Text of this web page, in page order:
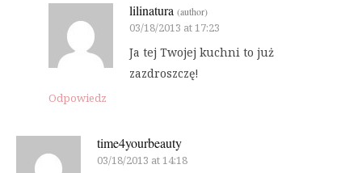
lilinatura (author)
03/18/2013 at 17:23
Ja tej Twojej kuchni to już
zazdroszczę!
Odpowiedz
time4yourbeauty
03/18/2013 at 14:18